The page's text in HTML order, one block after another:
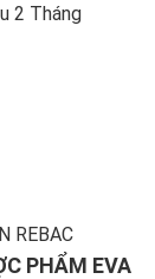
2 Tháng
REBAC
PHẨM EVA